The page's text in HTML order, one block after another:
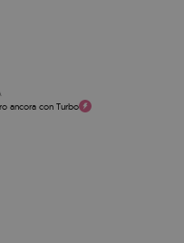
ancora con Turbo